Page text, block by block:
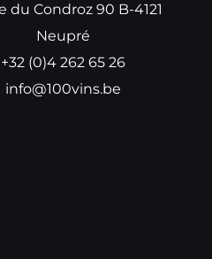
du Condroz 90 B-4121
Neupré
+32 (0)4 262 65 26
info@100vins.be